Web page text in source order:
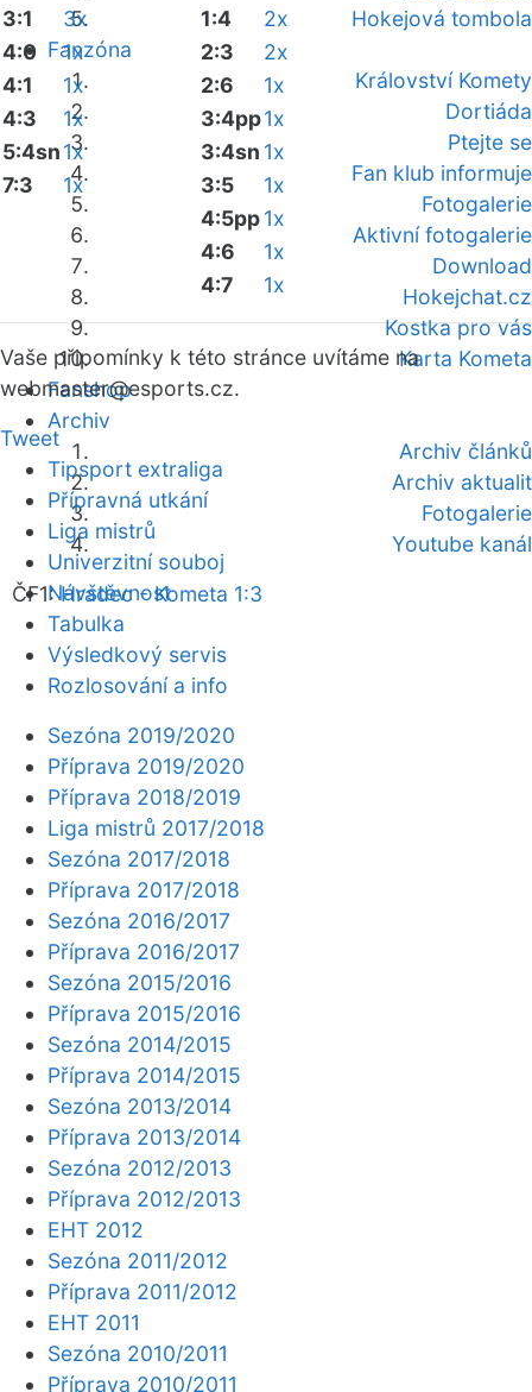
Hokejová tombola
Fanzóna
Království Komety
Dortiáda
Ptejte se
Fan klub informuje
Fotogalerie
Aktivní fotogalerie
Download
Hokejchat.cz
Kostka pro vás
Karta Kometa
Fanshop
Archiv
Archiv článků
Archiv aktualit
Fotogalerie
Youtube kanál
ČF1:Hradec - Kometa 1:3
3:1
3x
4:0
1x
4:1
1x
4:3
1x
5:4sn1x
7:3
1x
1:4
2x
2:3
2x
2:6
1x
3:4pp1x
3:4sn 1x
3:5
1x
4:5pp1x
4:6
1x
4:7
1x
Vaše připomínky k této stránce uvítáme na
webmaster@esports.cz.
Tweet
Tipsport extraliga
Přípravná utkání
Liga mistrů
Univerzitní souboj
Návštěvnost
Tabulka
Výsledkový servis
Rozlosování a info
Sezóna 2019/2020
Příprava 2019/2020
Příprava 2018/2019
Liga mistrů 2017/2018
Sezóna 2017/2018
Příprava 2017/2018
Sezóna 2016/2017
Příprava 2016/2017
Sezóna 2015/2016
Příprava 2015/2016
Sezóna 2014/2015
Příprava 2014/2015
Sezóna 2013/2014
Příprava 2013/2014
Sezóna 2012/2013
Příprava 2012/2013
EHT 2012
Sezóna 2011/2012
Příprava 2011/2012
EHT 2011
Sezóna 2010/2011
Příprava 2010/2011